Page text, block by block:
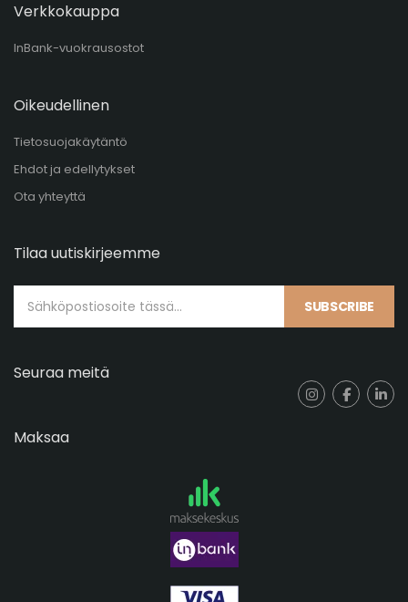
Verkkokauppa
InBank-vuokrausostot
Oikeudellinen
Tietosuojakäytäntö
Ehdot ja edellytykset
Ota yhteyttä
Tilaa uutiskirjeemme
SUBSCRIBE
Seuraa meitä
Maksaa